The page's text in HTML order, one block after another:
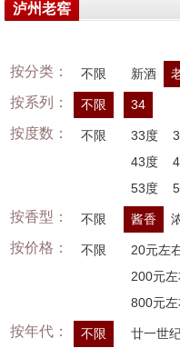
泸州老窖
按分类： 不限 新酒
按系列： 不限 34
按度数： 不限 33度
43度
53度
按香型： 不限 酱香
按价格： 不限 20元左
200元
800元
按年代： 不限 廿一世